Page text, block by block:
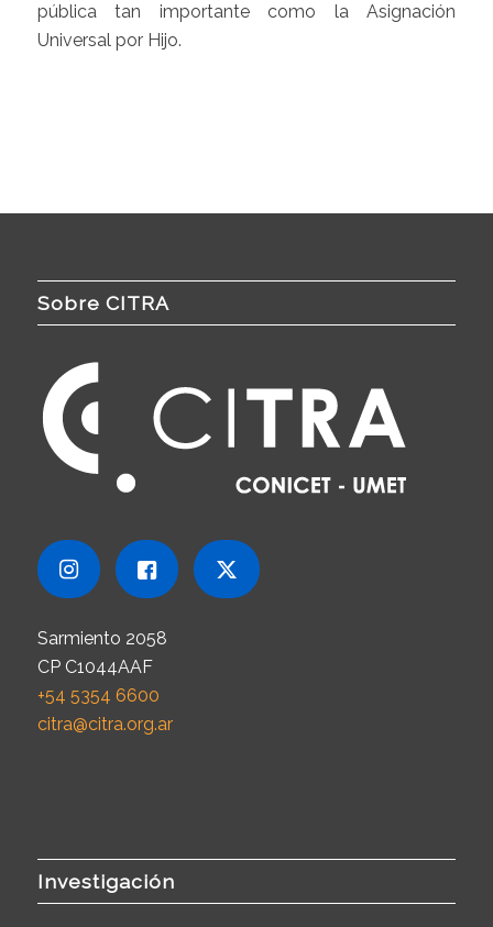
pública tan importante como la Asignación
Universal por Hijo.
Sobre CITRA
Sarmiento 2058
CP C1044AAF
+54 5354 6600
citra@citra.org.ar
Investigación